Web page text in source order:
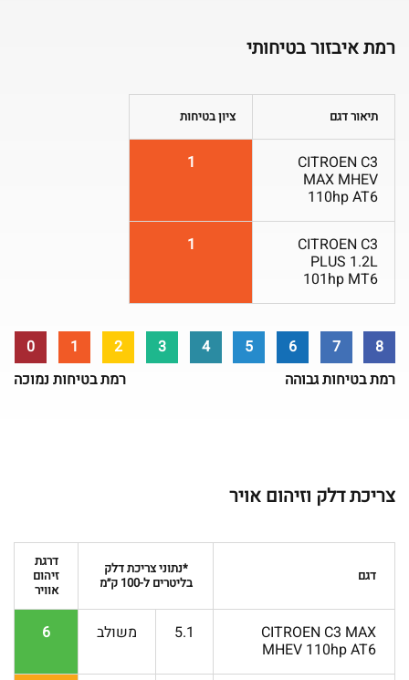
רמת איבזור בטיחותי
תיאור דגם ציון בטיחות
CITROEN C3
MAX MHEV
110hp AT6
1
CITROEN C3
PLUS 1.2L
101hp MT6
1
0 1 2 3 4 5 6 7
8
רמת בטיחות נמוכה
רמת בטיחות גבוהה
צריכת דלק וזיהום אויר
דגם
*נתוני צריכת דלק
בליטרים ל-100 ק״מ
דרגת
זיהום
אוויר
CITROEN C3 MAX
MHEV 110hp AT6
5.1 משולב 6